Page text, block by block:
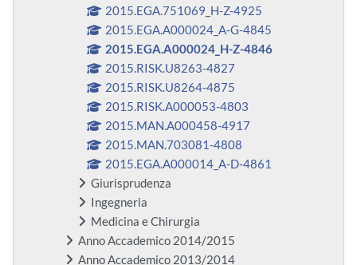
2015.EGA.751069_H-Z-4925
2015.EGA.A000024_A-G-4845
2015.EGA.A000024_H-Z-4846
2015.RISK.U8263-4827
2015.RISK.U8264-4875
2015.RISK.A000053-4803
2015.MAN.A000458-4917
2015.MAN.703081-4808
2015.EGA.A000014_A-D-4861
Giurisprudenza
Ingegneria
Medicina e Chirurgia
Anno Accademico 2014/2015
Anno Accademico 2013/2014